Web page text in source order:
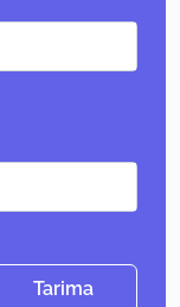
Tarima